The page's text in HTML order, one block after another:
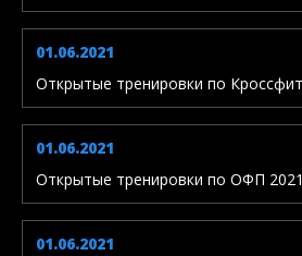
01.06.2021
Открытые тренировки по
01.06.2021
Открытые тренировки по ОФП 2021
01.06.2021